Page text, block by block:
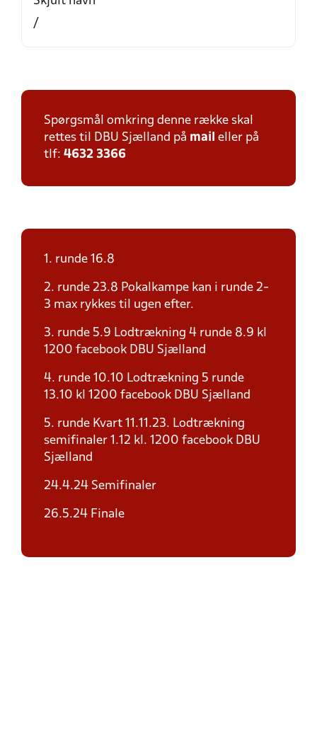
/
Spørgsmål omkring denne række skal
rettes til DBU Sjælland på mail eller på
tlf: 4632 3366
1. runde 16.8
2. runde 23.8 Pokalkampe kan i runde 2-
3 max rykkes til ugen efter.
3. runde 5.9 Lodtrækning 4 runde 8.9 kl
1200 facebook DBU Sjælland
4. runde 10.10 Lodtrækning 5 runde
13.10 kl 1200 facebook DBU Sjælland
5. runde Kvart 11.11.23. Lodtrækning
semifinaler 1.12 kl. 1200 facebook DBU
Sjælland
24.4.24 Semifinaler
26.5.24 Finale